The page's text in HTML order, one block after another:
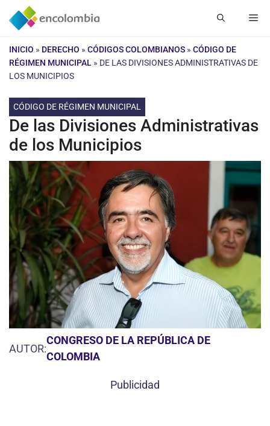
Saltar
INICIO » DERECHO » CÓDIGOS COLOMBIANOS » CÓDIGO DE
RÉGIMEN MUNICIPAL » DE LAS DIVISIONES ADMINISTRATIVAS DE
LOS MUNICIPIOS
CÓDIGO DE RÉGIMEN MUNICIPAL
De las Divisiones Administrativas
de los Municipios
AUTOR:
CONGRESO DE LA REPÚBLICA DE
COLOMBIA
Publicidad